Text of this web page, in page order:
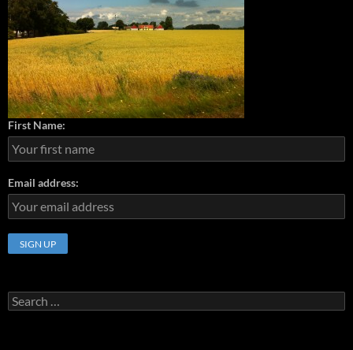
First Name:
Email address:
Search
for: